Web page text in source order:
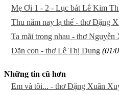
Mẹ Ơi 1 - 2 - Lục bát Lê Kim
Thu năm nay lạ thế - thơ Đặng
Ta mãi trong nhau - thơ Nguyễn
Dặn con - thơ Lê Thị Dung (01/
Những tin cũ hơn
Em và tôi... - thơ Đặng Xuân